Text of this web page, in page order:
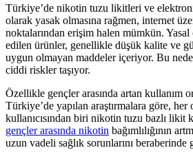
Türkiye’de nikotin tuzu likitleri ve
olarak yasak olmasına rağmen, internet
noktalarından erişim halen mümkün.
edilen ürünler, genellikle düşük kalite ve
uygun olmayan maddeler içeriyor. Bu
ciddi riskler taşıyor.
Özellikle gençler arasında artan kullanım
Türkiye’de yapılan araştırmalara göre,
kullanıcısından biri nikotin tuzu bazlı likit
gençler arasında nikotin bağımlılığının
uzun vadeli sağlık sorunlarını beraberinde